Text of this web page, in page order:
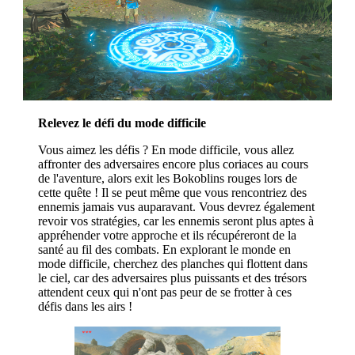
Relevez le défi du mode difficile
Vous aimez les défis ? En mode difficile, vous allez
affronter des adversaires encore plus coriaces au cours
de l'aventure, alors exit les Bokoblins rouges lors de
cette quête ! Il se peut même que vous rencontriez des
ennemis jamais vus auparavant. Vous devrez également
revoir vos stratégies, car les ennemis seront plus aptes à
appréhender votre approche et ils récupéreront de la
santé au fil des combats. En explorant le monde en
mode difficile, cherchez des planches qui flottent dans
le ciel, car des adversaires plus puissants et des trésors
attendent ceux qui n'ont pas peur de se frotter à ces
défis dans les airs !